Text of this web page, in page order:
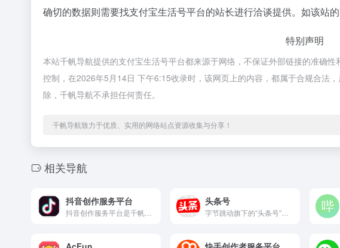
确切的数据则需要找支付宝生活号平台的站长进行洽谈提供。如该站
特别声明
本站千帆导航提供的支付宝生活号平台都来源于网络，不保证外部链接的准确
控制，在2026年5月14日 下午6:15收录时，该网页上的内容，都属于合规合法
除，千帆导航不承担任何责任。
千帆导航致力于优质、实用的网络站点资源收集与分享！
相关导航
抖音创作服务平台 头条号
字节跳动旗下的“头条号”创作者平台，主要供内容创作者、企业或...